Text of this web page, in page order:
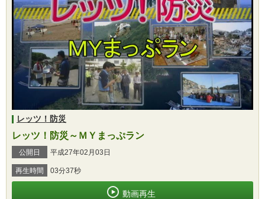
レッツ！防災
レッツ！防災～ＭＹまっぷラン
公開日 平成27年02月03日
再生時間 03分37秒
動画再生